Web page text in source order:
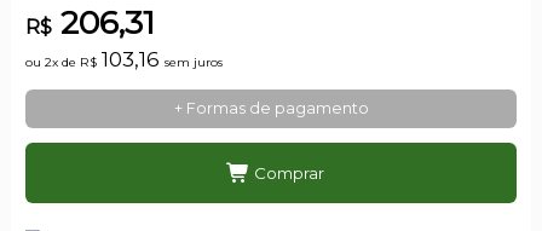
R$206,31
ou 2x de R$103,16 sem juros
+ Formas de pagamento
Comprar